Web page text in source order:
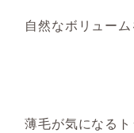
自然なボリューム
薄毛が気になる